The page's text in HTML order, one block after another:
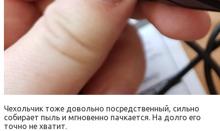
Чехольчик тоже довольно посредственный, сильно
собирает пыль и мгновенно пачкается. На долго его
точно не хватит.